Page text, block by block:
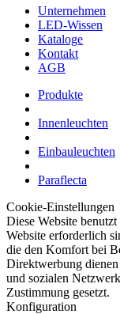
Unternehmen
LED-Wissen
Kataloge
Kontakt
AGB
Produkte
Innenleuchten
Einbauleuchten
Paraflecta
Cookie-Einstellungen
Diese Website
Website erforderlich
die den Komfort bei
Direktwerbung
und sozialen
Zustimmung gesetzt.
Konfiguration